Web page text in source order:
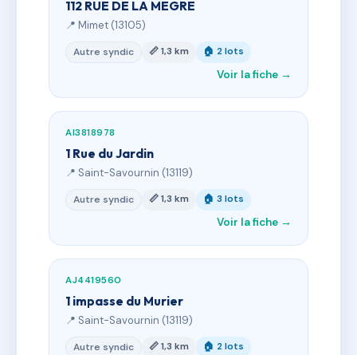
112 RUE DE LA MEGRE
📍 Mimet (13105)
Autre syndic 📏 1,3 km 🏠 2 lots
Voir la fiche →
AI3818978
1 Rue du Jardin
📍 Saint-Savournin (13119)
Autre syndic 📏 1,3 km 🏠 3 lots
Voir la fiche →
AJ4419560
1 impasse du Murier
📍 Saint-Savournin (13119)
Autre syndic 📏 1,3 km 🏠 2 lots